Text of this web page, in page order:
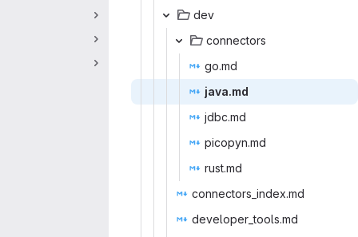
d‎ev‎
conne‎ctors‎
go‎.md‎
jav‎a.md‎
jdb‎c.md‎
picop‎yn.md‎
rus‎t.md‎
connector‎s_index.md‎
developer ‎_tools.md‎